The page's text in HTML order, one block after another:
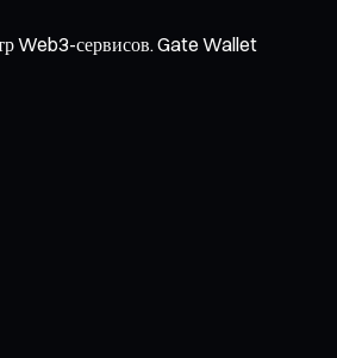
Web3-сервисов. Gate Wallet